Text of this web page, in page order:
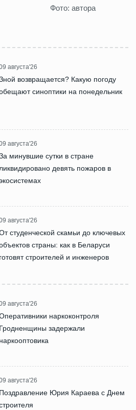
Фото: автора
августа'26
возвращается? Какую погоду
синоптики на понедельник
августа'26
минувшие сутки в стране
ликвидировано девять пожаров в
августа'26
студенческой скамьи до ключевых
страны: как в Беларуси
готовят строителей и инженеров
августа'26
наркоконтроля
Гродненщины задержали
наркооптовика
августа'26
Поздравление Юрия Караева с Днем